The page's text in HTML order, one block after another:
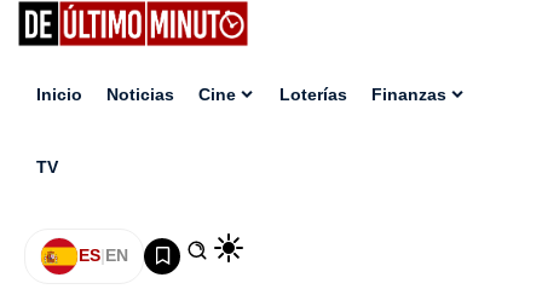
Inicio Noticias Cine Loterías Finanzas
TV
ES|EN